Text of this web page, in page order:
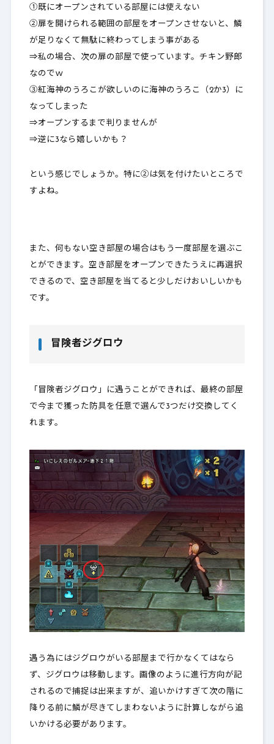
①既にオープンされている部屋には使えない
②扉を開けられる範囲の部屋をオープンさせないと、 鱗
が足りなくて無駄に終わってしまう 事がある
⇒私の場合、次の扉の部屋で使っています。チキン野郎
なのでｗ
③紅海神のうろこが欲しいのに海神のうろこ（2か3）に
なってしまった
⇒オープンするまで判りませんが
⇒逆に3なら嬉しいかも？
という感じでしょうか。特に②は気を付けたいところで
すよね。
また、何もない空き部屋の場合はもう一度部屋を選ぶこ
とができます。空き部屋をオープンできたうえに再選択
できるので、空き部屋を当てると少しだけおいしいかも
です。
冒険者ジグロウ
「冒険者ジグロウ」に遇うことができれば、最終の部屋
で今まで獲った防具を任意で選んで3つだけ交換してく
れます。
遇う為にはジグロウがいる部屋まで行かなくてはなら
ず、ジグロウは移動します。画像のように進行方向が記
されるので捕捉は出来ますが、 追いかけすぎて次の階に
降りる前に鱗が尽きてしまわないように計算しながら追
いかける必要があります。